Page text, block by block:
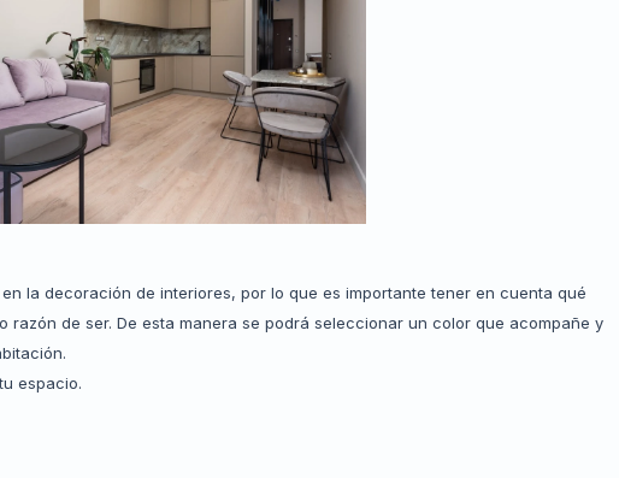
la decoración de interiores, por lo que es importante tener en cuenta qué
de ser. De esta manera se podrá seleccionar un color que acompañe y
espacio.